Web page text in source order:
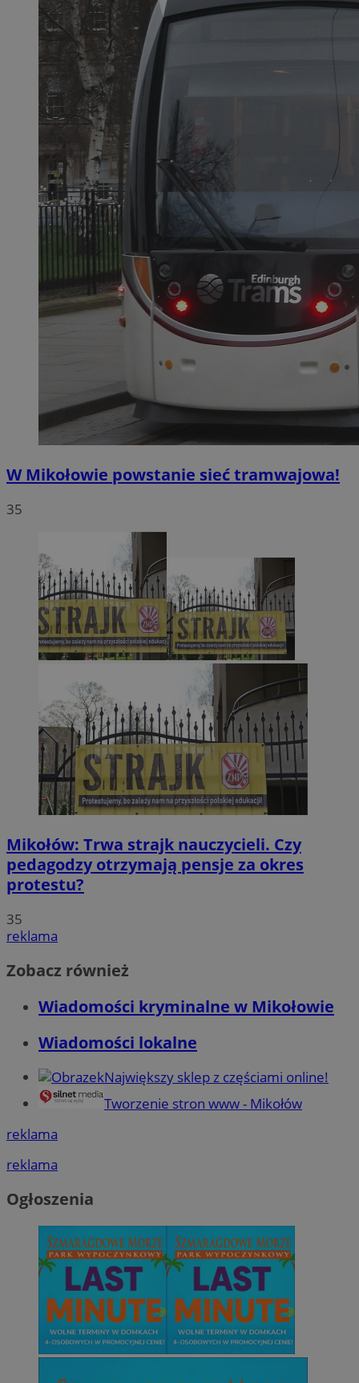
W Mikołowie powstanie sieć tramwajowa!
35
Mikołów: Trwa strajk nauczycieli. Czy
pedagodzy otrzymają pensje za okres
protestu?
35
reklama
Zobacz również
Wiadomości kryminalne w Mikołowie
Wiadomości lokalne
Największy sklep z częściami online!
Tworzenie stron www - Mikołów
reklama
reklama
Ogłoszenia